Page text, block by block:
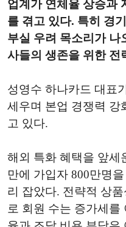
업계가 연체율 상승과
를 겪고 있다. 특히 경
부실 우려 목소리가 나
사들의 생존을 위한 전
성영수 하나카드 대표
세우며 본업 경쟁력 강
고 있다.
해외 특화 혜택을 앞세
만에 가입자 800만명
리 잡았다. 전략적 상
로 회원 수는 증가세를